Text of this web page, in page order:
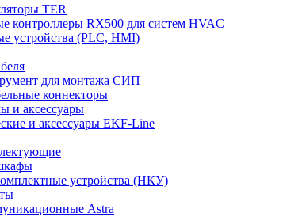
TER
контроллеры RX500 для систем HVAC
устройства (PLC, HMI)
для монтажа СИП
коннекторы
и аксессуары
и аксессуары EKF-Line
устройства (НКУ)
Astra